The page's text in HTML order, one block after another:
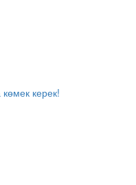
керек!